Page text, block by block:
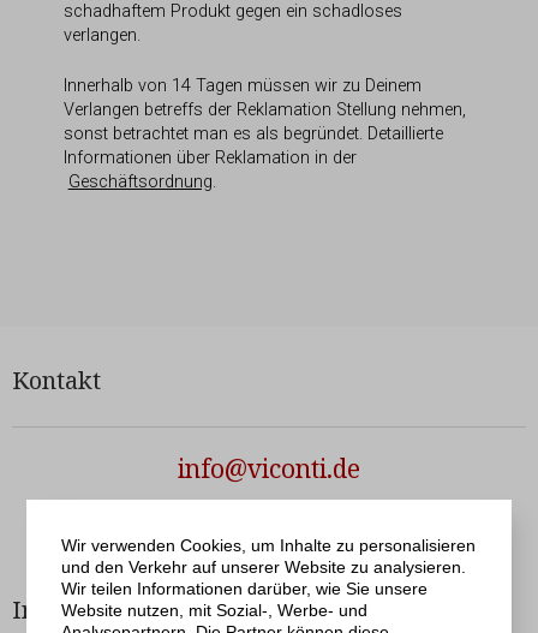
schadhaftem Produkt gegen ein schadloses
verlangen.
Innerhalb von 14 Tagen müssen wir zu Deinem
Verlangen betreffs der Reklamation Stellung nehmen,
sonst betrachtet man es als begründet. Detaillierte
Informationen über Reklamation in der
Geschäftsordnung.
Kontakt
info@viconti.de
Informationen Bestellservice
Wir verwenden Cookies, um Inhalte zu personalisieren
und den Verkehr auf unserer Website zu analysieren.
Wir teilen Informationen darüber, wie Sie unsere
Website nutzen, mit Sozial-, Werbe- und